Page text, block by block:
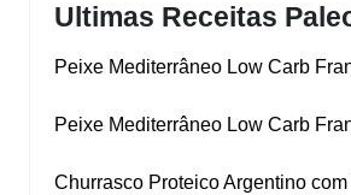
Ultimas Receitas
Peixe Mediterrâneo Low Carb
Peixe Mediterrâneo Low Carb
Churrasco Proteico Argentino com